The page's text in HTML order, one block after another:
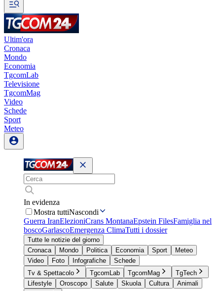
Ultim'ora
Cronaca
Mondo
Economia
TgcomLab
Televisione
TgcomMag
Video
Schede
Sport
Meteo
In evidenza
Mostra tuttiNascondi
Guerra IranElezioniCrans MontanaEpstein FilesFamiglia nel
boscoGarlascoEmergenza ClimaTutti i dossier
Tutte le notizie del giorno
Cronaca
Mondo Politica Economia Sport
Meteo
Video
Foto Infografiche
Schede
Tv & Spettacolo
TgcomLab TgcomMag
TgTech
Lifestyle
Oroscopo Salute Skuola Cultura
Animali